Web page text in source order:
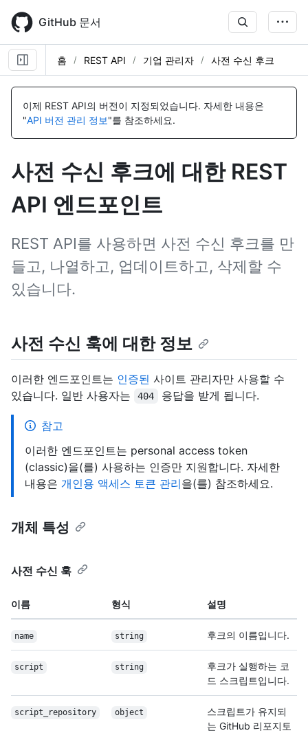
main
content
GitHub 문서
홈 REST API 기업 관리자 사전 수신 후크
이제 REST API의 버전이 지정되었습니다. 자세한 내용은
"API 버전 관리 정보"를 참조하세요.
사전 수신 후크에 대한 REST
API 엔드포인트
REST API를 사용하면 사전 수신 후크를 만
들고, 나열하고, 업데이트하고, 삭제할 수
있습니다.
사전 수신 훅에 대한 정보
이러한 엔드포인트는 인증된 사이트 관리자만 사용할 수
있습니다. 일반 사용자는
404 응답을 받게 됩니다.
참고
이러한 엔드포인트는 personal access token
(classic)을(를) 사용하는 인증만 지원합니다. 자세한
내용은 개인용 액세스 토큰 관리을(를) 참조하세요.
개체 특성
사전 수신 훅
이름 형식 설명
name string 후크의 이름입니다.
script string
후크가 실행하는 코
드 스크립트입니다.
script_repository object
스크립트가 유지되
는 GitHub 리포지토
이
이
이
이
이
이
이
이
이
이
이